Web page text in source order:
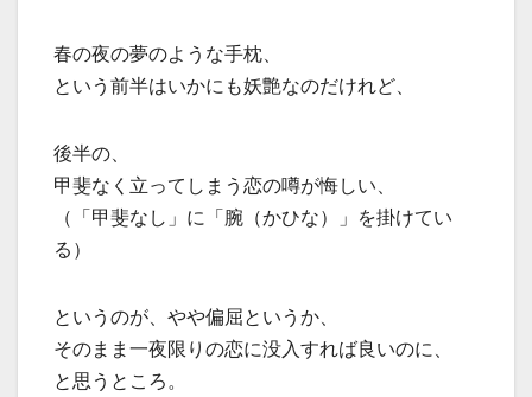
春の夜の夢のような手枕、
という前半はいかにも妖艶なのだけれど、
後半の、
甲斐なく立ってしまう恋の噂が悔しい、
（「甲斐なし」に「腕（かひな）」を掛けてい
る）
というのが、やや偏屈というか、
そのまま一夜限りの恋に没入すれば良いのに、
と思うところ。